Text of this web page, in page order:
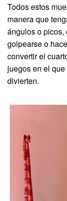
Todos estos
manera que
ángulos o picos,
golpearse o
convertir el
juegos en el
divierten.